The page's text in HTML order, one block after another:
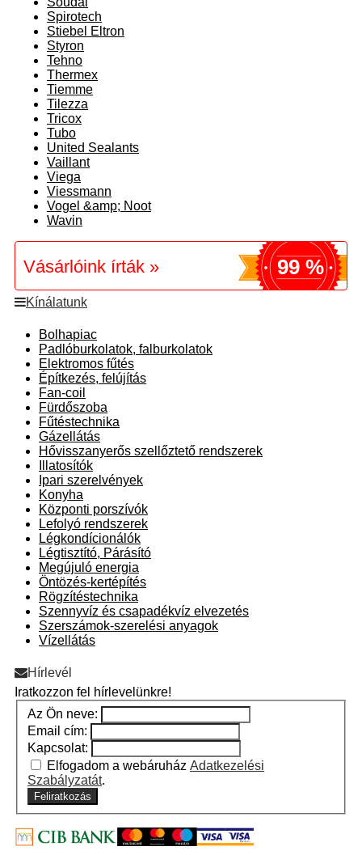
Spirotech
Stiebel Eltron
Styron
Tehno
Thermex
Tiemme
Tilezza
Tricox
Tubo
United Sealants
Vaillant
Viega
Viessmann
Vogel &amp; Noot
Wavin
Vásárlóink írták » 99 %
Kínálatunk
Bolhapiac
Padlóburkolatok, falburkolatok
Elektromos fűtés
Építkezés, felújítás
Fan-coil
Fürdőszoba
Fűtéstechnika
Gázellátás
Hővisszanyerős szellőztető rendszerek
Illatosítók
Ipari szerelvények
Konyha
Központi porszívók
Lefolyó rendszerek
Légkondícionálók
Légtisztító, Párásító
Megújuló energia
Öntözés-kertépítés
Rögzítéstechnika
Szennyvíz és csapadékvíz elvezetés
Szerszámok-szerelési anyagok
Vízellátás
Hírlevél
Iratkozzon fel hírlevelünkre!
Az Ön neve:
Email cím:
Kapcsolat:
Elfogadom a webáruház Adatkezelési
Szabályzatát.
Feliratkozás